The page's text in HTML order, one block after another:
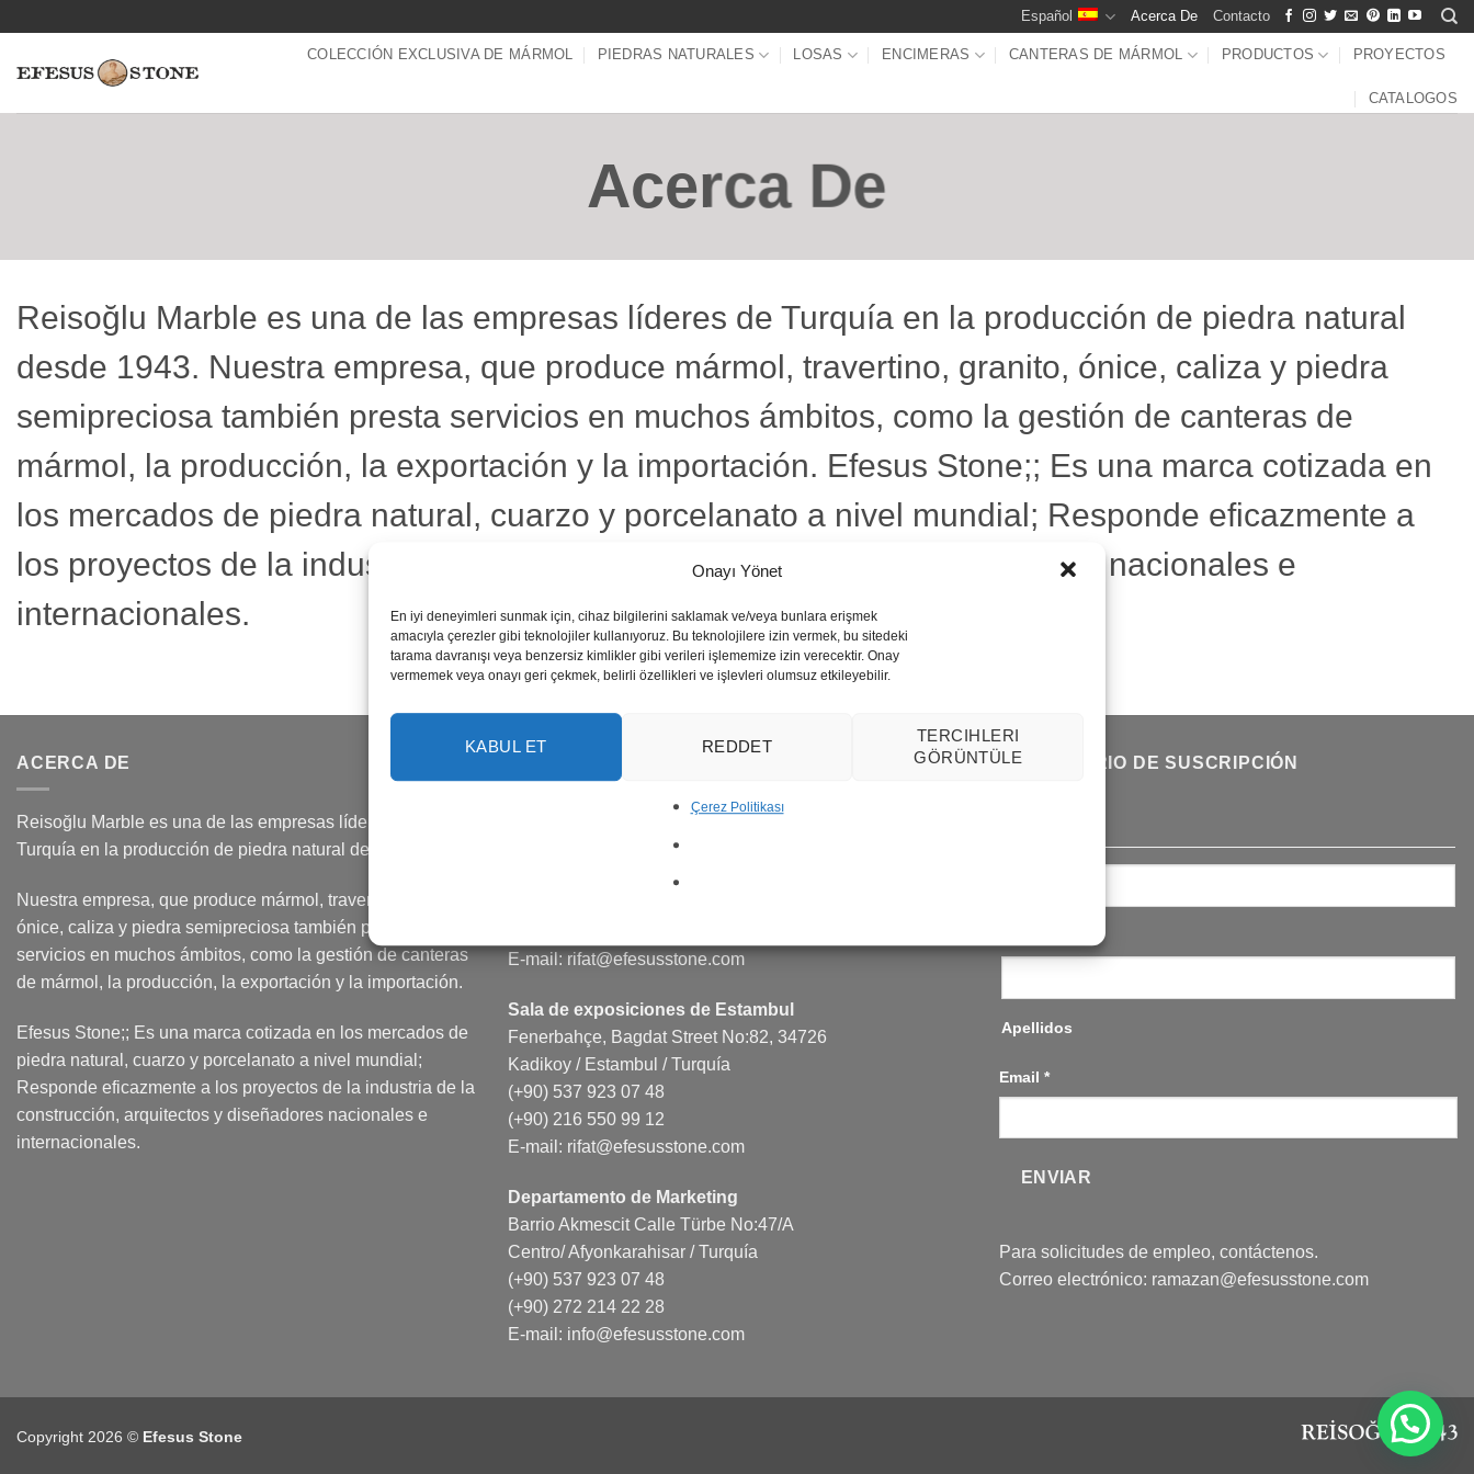
Onayı Yönet
En iyi deneyimleri sunmak için, cihaz bilgilerini saklamak ve/veya bunlara erişmek
amacıyla çerezler gibi teknolojiler kullanıyoruz. Bu teknolojilere izin vermek, bu sitedeki
tarama davranışı veya benzersiz kimlikler gibi verileri işlememize izin verecektir. Onay
vermemek veya onayı geri çekmek, belirli özellikleri ve işlevleri olumsuz etkileyebilir.
KABUL ET REDDET
TERCIHLERI
GÖRÜNTÜLE
Çerez Politikası
contenido
Español Acerca De Contacto
COLECCIÓN EXCLUSIVA DE MÁRMOL PIEDRAS NATURALES LOSAS ENCIMERAS CANTERAS DE MÁRMOL PRODUCTOS PROYECTOS
CATALOGOS
Acerca De
Reisoğlu Marble es una de las empresas líderes de Turquía en la producción de piedra natural
desde 1943. Nuestra empresa, que produce mármol, travertino, granito, ónice, caliza y piedra
semipreciosa también presta servicios en muchos ámbitos, como la gestión de canteras de
mármol, la producción, la exportación y la importación. Efesus Stone;; Es una marca cotizada en
los mercados de piedra natural, cuarzo y porcelanato a nivel mundial; Responde eficazmente a
los proyectos de la industria de la construcción, arquitectos y diseñadores nacionales e
internacionales.
ACERCA DE
Reisoğlu Marble es una de las empresas líderes de
Turquía en la producción de piedra natural desde 1943.
Nuestra empresa, que produce mármol, travertino, granito,
ónice, caliza y piedra semipreciosa también presta
servicios en muchos ámbitos, como la gestión de canteras
de mármol, la producción, la exportación y la importación.
Efesus Stone;; Es una marca cotizada en los mercados de
piedra natural, cuarzo y porcelanato a nivel mundial;
Responde eficazmente a los proyectos de la industria de la
construcción, arquitectos y diseñadores nacionales e
internacionales.
22.km en la autopista de Ankara, 03750
Iscehisar / Afyonkarahisar / Turquía
E-mail: rifat@efesusstone.com
Sala de exposiciones de Estambul
Fenerbahçe, Bagdat Street No:82, 34726
Kadikoy / Estambul / Turquía
(+90) 537 923 07 48
(+90) 216 550 99 12
E-mail: rifat@efesusstone.com
Departamento de Marketing
Barrio Akmescit Calle Türbe No:47/A
Centro/ Afyonkarahisar / Turquía
(+90) 537 923 07 48
(+90) 272 214 22 28
E-mail: info@efesusstone.com
FORMULARIO DE SUSCRIPCIÓN
Apellidos
Email *
ENVIAR
Para solicitudes de empleo, contáctenos.
Correo electrónico: ramazan@efesusstone.com
Copyright 2026 © Efesus Stone